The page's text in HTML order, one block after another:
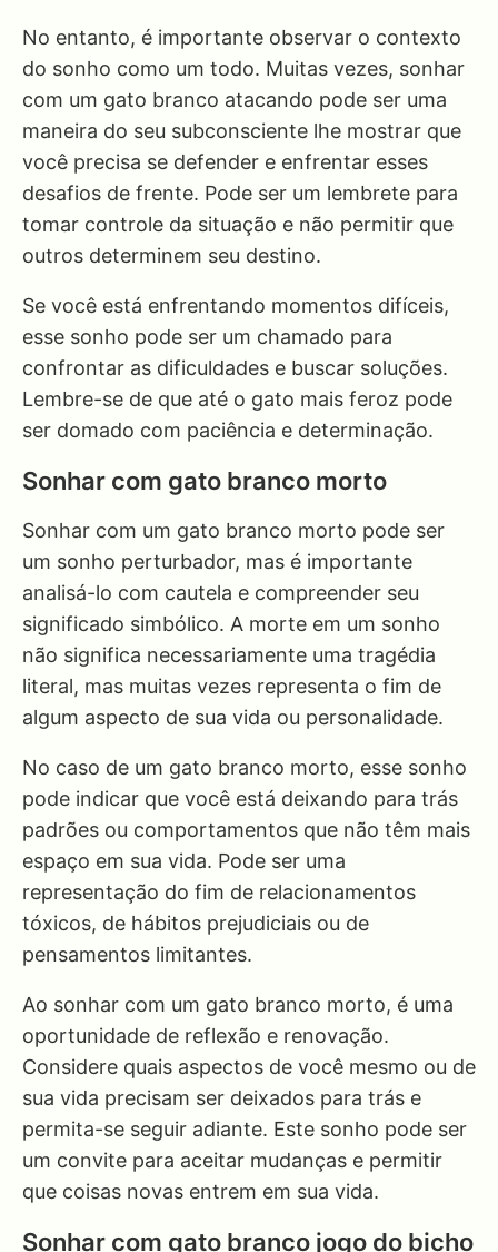
No entanto, é importante observar o contexto
do sonho como um todo. Muitas vezes, sonhar
com um gato branco atacando pode ser uma
maneira do seu subconsciente lhe mostrar que
você precisa se defender e enfrentar esses
desafios de frente. Pode ser um lembrete para
tomar controle da situação e não permitir que
outros determinem seu destino.
Se você está enfrentando momentos difíceis,
esse sonho pode ser um chamado para
confrontar as dificuldades e buscar soluções.
Lembre-se de que até o gato mais feroz pode
ser domado com paciência e determinação.
Sonhar com gato branco morto
Sonhar com um gato branco morto pode ser
um sonho perturbador, mas é importante
analisá-lo com cautela e compreender seu
significado simbólico. A morte em um sonho
não significa necessariamente uma tragédia
literal, mas muitas vezes representa o fim de
algum aspecto de sua vida ou personalidade.
No caso de um gato branco morto, esse sonho
pode indicar que você está deixando para trás
padrões ou comportamentos que não têm mais
espaço em sua vida. Pode ser uma
representação do fim de relacionamentos
tóxicos, de hábitos prejudiciais ou de
pensamentos limitantes.
Ao sonhar com um gato branco morto, é uma
oportunidade de reflexão e renovação.
Considere quais aspectos de você mesmo ou de
sua vida precisam ser deixados para trás e
permita-se seguir adiante. Este sonho pode ser
um convite para aceitar mudanças e permitir
que coisas novas entrem em sua vida.
Sonhar com gato branco jogo do bicho